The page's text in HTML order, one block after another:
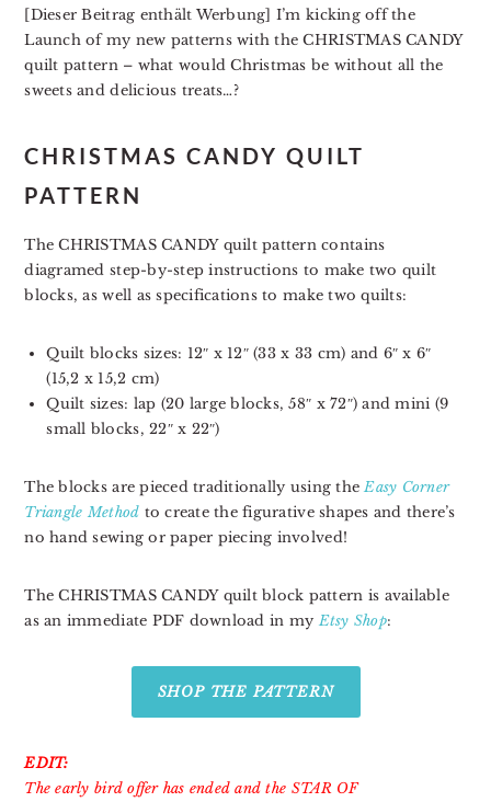
[Dieser Beitrag enthält Werbung] I’m kicking off the
Launch of my new patterns with the CHRISTMAS CANDY
quilt pattern – what would Christmas be without all the
sweets and delicious treats…?
CHRISTMAS CANDY QUILT
PATTERN
The CHRISTMAS CANDY quilt pattern contains
diagramed step-by-step instructions to make two quilt
blocks, as well as specifications to make two quilts:
Quilt blocks sizes: 12″ x 12″ (33 x 33 cm) and 6″ x 6″
(15,2 x 15,2 cm)
Quilt sizes: lap (20 large blocks, 58″ x 72″) and mini (9
small blocks, 22″ x 22″)
The blocks are pieced traditionally using theEasy Corner
Triangle Method to create the figurative shapes and there’s
no hand sewing or paper piecing involved!
The CHRISTMAS CANDY quilt block pattern is available
as an immediate PDF download in myEtsy Shop:
SHOP THE PATTERN
EDIT:
The early bird offer has ended and the STAR OF